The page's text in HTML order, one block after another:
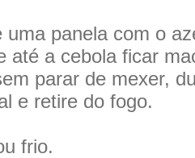
uma panela com o
até a cebola ficar
parar de mexer,
e retire do fogo.
frio.